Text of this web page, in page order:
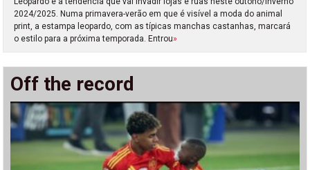
2024/2025. Numa primavera-verão em que é visível a moda do animal
print, a estampa leopardo, com as típicas manchas castanhas, marcará
o estilo para a próxima temporada. Entrou»
Off the record